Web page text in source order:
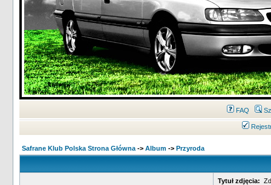
FAQ
Safrane Klub Polska Strona Główna -> Album -> Przyroda
Tytuł zdjęcia: